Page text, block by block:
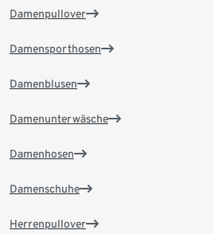
Damenpullover
Damensporthosen
Damenblusen
Damenunterwäsche
Damenhosen
Damenschuhe
Herrenpullover